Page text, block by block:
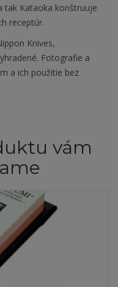
tak Kataoka konštruuje
receptúr.
Knives,
Fotografie a
a ich použitie bez
vám